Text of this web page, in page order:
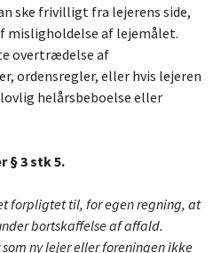
ske frivilligt fra lejerens side,
misligholdelse af lejemålet.
overtrædelse af
ordensregler, eller hvis lejeren
helårsbeboelse eller
§ 3 stk 5.
forpligtet til, for egen regning, at
bortskaffelse af affald.
ny lejer eller foreningen ikke